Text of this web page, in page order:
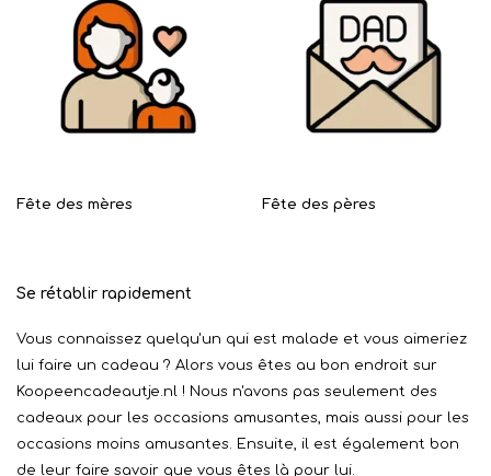
Fête des mères Fête des pères
Se rétablir rapidement
Vous connaissez quelqu'un qui est malade et vous aimeriez
lui faire un cadeau ? Alors vous êtes au bon endroit sur
Koopeencadeautje.nl ! Nous n'avons pas seulement des
cadeaux pour les occasions amusantes, mais aussi pour les
occasions moins amusantes. Ensuite, il est également bon
de leur faire savoir que vous êtes là pour lui.